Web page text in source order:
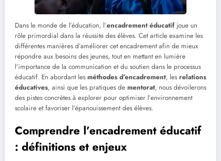
Dans le monde de l’éducation, l’encadrement éducatif joue un
rôle primordial dans la réussite des élèves. Cet article examine les
différentes manières d’améliorer cet encadrement afin de mieux
répondre aux besoins des jeunes, tout en mettant en lumière
l’importance de la communication et du soutien dans le processus
éducatif. En abordant les méthodes d’encadrement, les relations
éducatives, ainsi que les pratiques de mentorat, nous dévoilerons
des pistes concrètes à explorer pour optimiser l’environnement
scolaire et favoriser l’épanouissement des élèves.
Comprendre l’encadrement éducatif
: définitions et enjeux